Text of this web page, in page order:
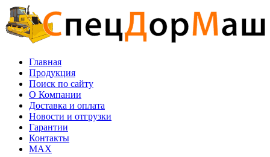
Перейти
к
основному
содержанию
Основная
навигация
Главная
Продукция
Поиск по сайту
O Компании
Доставка и оплата
Новости и отгрузки
Гарантии
Контакты
MAX